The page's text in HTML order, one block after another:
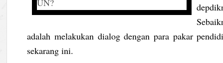
adalah melakukan dialog dengan para pakar
sekarang ini.